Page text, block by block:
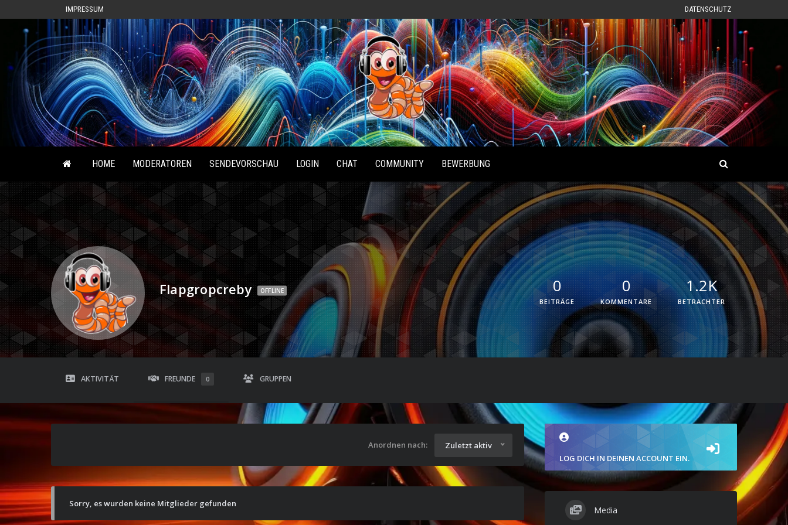
IMPRESSUM DATENSCHUTZ
Radio
Waterlu
HOME MODERATOREN SENDEVORSCHAU LOGIN CHAT COMMUNITY BEWERBUNG
Flapgropcreby OFFLINE 0
BEITRÄGE
0
KOMMENTARE
1.2K
BETRACHTER
AKTIVITÄT FREUNDE 0 GRUPPEN
Anordnen nach: Zuletzt aktiv
Sorry, es wurden keine Mitglieder gefunden
LOG DICH IN DEINEN ACCOUNT EIN.
Media